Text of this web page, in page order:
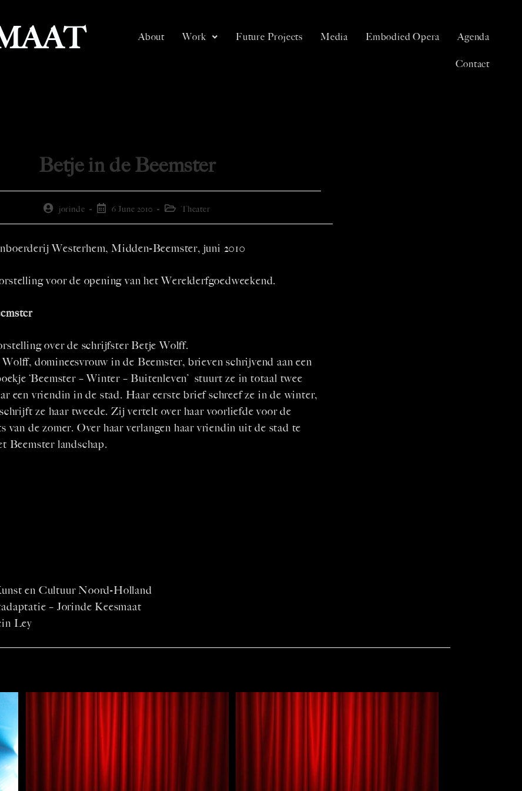
About Work Future Projects Media Embodied Opera Agenda
Contact
Betje in de Beemster
jorinde 6 June 2010 Theater
Westerhem, Midden-Beemster, juni 2010
voor de opening van het Werelderfgoedweekend.
over de schrijfster Betje Wolff.
domineesvrouw in de Beemster, brieven schrijvend aan een
‘Beemster – Winter – Buitenleven’ stuurt ze in totaal twee
een vriendin in de stad. Haar eerste brief schreef ze in de winter,
ze haar tweede. Zij vertelt over haar voorliefde voor de
van de zomer. Over haar verlangen haar vriendin uit de stad te
Beemster landschap.
en Cultuur Noord-Holland
– Jorinde Keesmaat
Ley